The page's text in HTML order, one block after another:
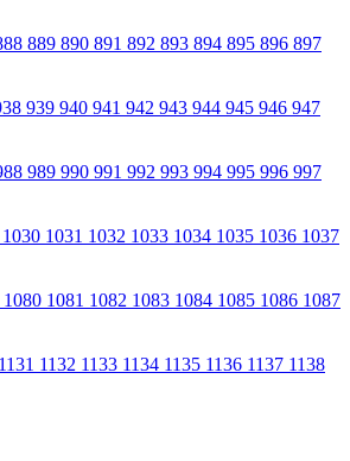
889 890 891 892 893 894 895 896 897
939 940 941 942 943 944 945 946 947
989 990 991 992 993 994 995 996 997
1030 1031 1032 1033 1034 1035 1036 1037
1080 1081 1082 1083 1084 1085 1086 1087
1131 1132 1133 1134 1135 1136 1137 1138